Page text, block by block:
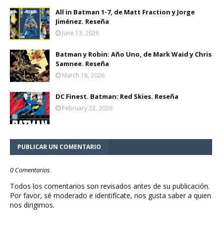
All in Batman 1-7, de Matt Fraction y Jorge
Jiménez. Reseña
June 13, 2026
Batman y Robin: Año Uno, de Mark Waid y Chris
Samnee. Reseña
March 18, 2026
DC Finest. Batman: Red Skies. Reseña
February 22, 2026
PUBLICAR UN COMENTARIO
0 Comentarios
Todos los comentarios son revisados antes de su publicación.
Por favor, sé moderado e identifícate, nos gusta saber a quien
nos dirigimos.